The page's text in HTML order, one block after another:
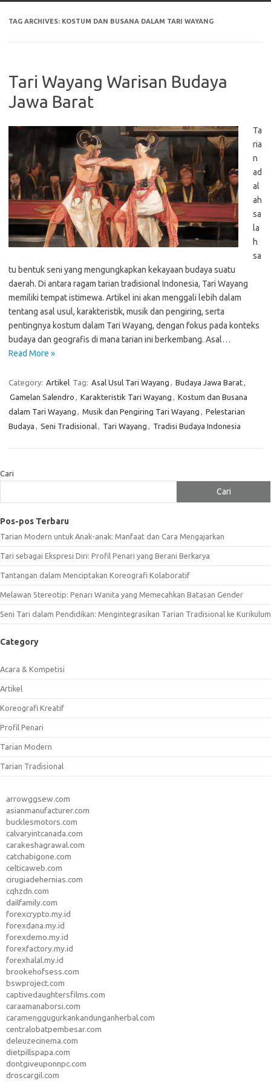
TAG ARCHIVES: KOSTUM DAN BUSANA DALAM TARI WAYANG
Tari Wayang Warisan Budaya
Jawa Barat
Ta
ria
n
ad
al
ah
sa
la
h
sa
tu bentuk seni yang mengungkapkan kekayaan budaya suatu
daerah. Di antara ragam tarian tradisional Indonesia, Tari Wayang
memiliki tempat istimewa. Artikel ini akan menggali lebih dalam
tentang asal usul, karakteristik, musik dan pengiring, serta
pentingnya kostum dalam Tari Wayang, dengan fokus pada konteks
budaya dan geografis di mana tarian ini berkembang. Asal…
Read More »
Category: Artikel Tag: Asal Usul Tari Wayang , Budaya Jawa Barat,
Gamelan Salendro , Karakteristik Tari Wayang , Kostum dan Busana
dalam Tari Wayang , Musik dan Pengiring Tari Wayang , Pelestarian
Budaya , Seni Tradisional, Tari Wayang , Tradisi Budaya Indonesia
Cari
Cari
Pos-pos Terbaru
Tarian Modern untuk Anak-anak: Manfaat dan Cara Mengajarkan
Tari sebagai Ekspresi Diri: Profil Penari yang Berani Berkarya
Tantangan dalam Menciptakan Koreografi Kolaboratif
Melawan Stereotip: Penari Wanita yang Memecahkan Batasan Gender
Seni Tari dalam Pendidikan: Mengintegrasikan Tarian Tradisional ke Kurikulum
Category
Acara & Kompetisi
Artikel
Koreografi Kreatif
Profil Penari
Tarian Modern
Tarian Tradisional
arrowggsew.com
asianmanufacturer.com
bucklesmotors.com
calvaryintcanada.com
carakeshagrawal.com
catchabigone.com
celticaweb.com
cirugiadehernias.com
cqhzdn.com
dailfamily.com
forexcrypto.my.id
forexdana.my.id
forexdemo.my.id
forexfactory.my.id
forexhalal.my.id
brookehofsess.com
bswproject.com
captivedaughtersfilms.com
caraamanaborsi.com
caramenggugurkankandunganherbal.com
centralobatpembesar.com
deleuzecinema.com
dietpillspapa.com
dontgiveuponnpc.com
droscargil.com